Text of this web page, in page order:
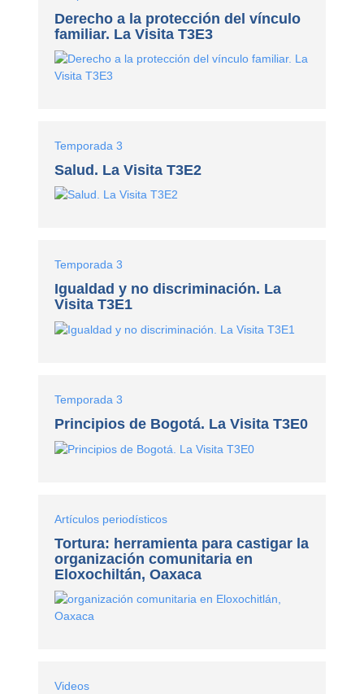
Derecho a la protección del vínculo
familiar. La Visita T3E3
Temporada 3
Salud. La Visita T3E2
Temporada 3
Igualdad y no discriminación. La
Visita T3E1
Temporada 3
Principios de Bogotá. La Visita T3E0
Artículos periodísticos
Tortura: herramienta para castigar la
organización comunitaria en
Eloxochiltán, Oaxaca
Videos